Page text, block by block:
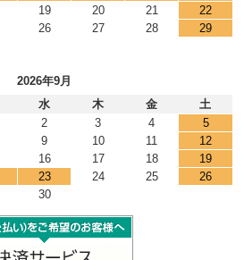
19 20 21
22
26 27 28
29
2026年9月
水 木 金
土
2 3 4
5
9 10 11
12
16 17 18
19
23 24 25
26
30